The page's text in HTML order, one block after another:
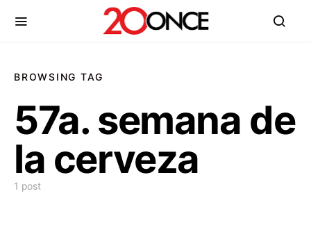
BROWSING TAG
57a. semana de
la cerveza
1 post